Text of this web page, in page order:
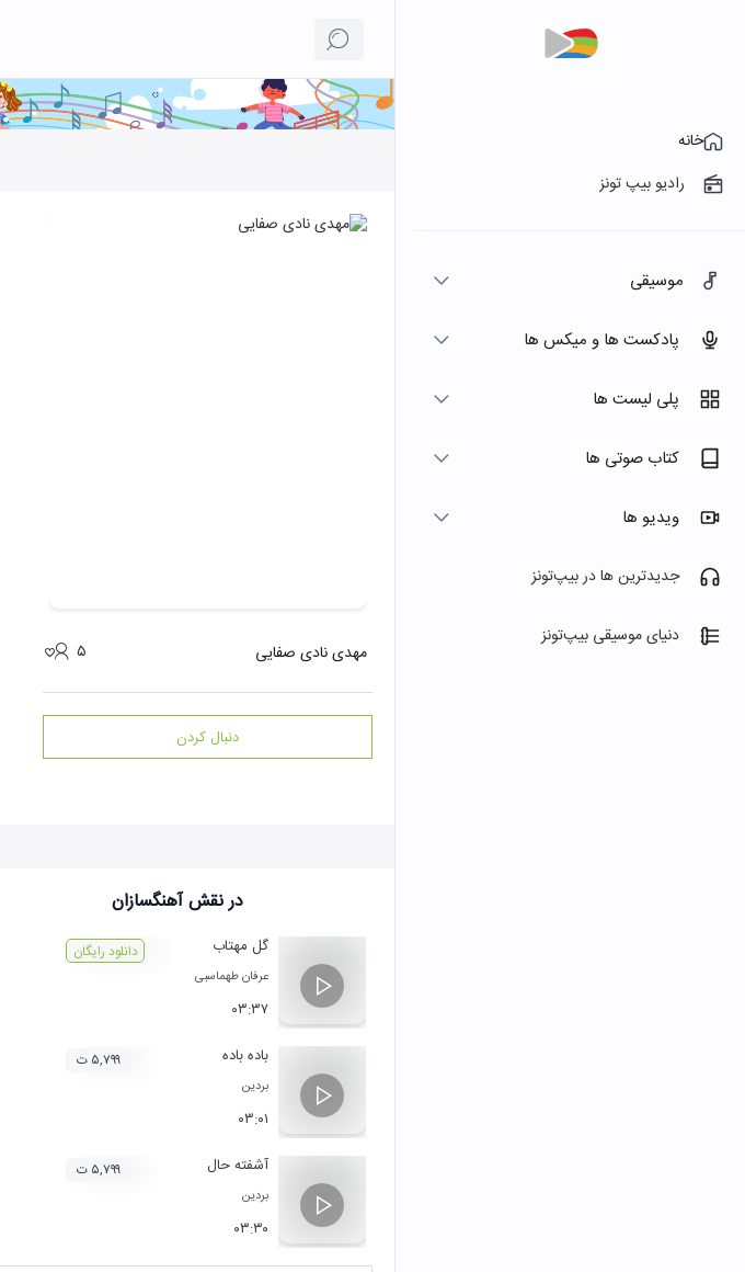
خانه
رادیو بیپ تونز
موسیقی
پادکست ها و میکس ها
پلی لیست ها
کتاب صوتی ها
ویدیو ها
جدیدترین ها در بیپ‌تونز
دنیای موسیقی بیپ‌تونز
مهدی نادی صفایی ۵
دنبال کردن
در نقشآهنگسازان
گل مهتاب
عرفان طهماسبی
۰۳:۳۷
دانلود رایگان
باده باده
بردین
۰۳:۰۱
۵,۷۹۹ ت
آشفته حال
بردین
۰۳:۳۰
۵,۷۹۹ ت